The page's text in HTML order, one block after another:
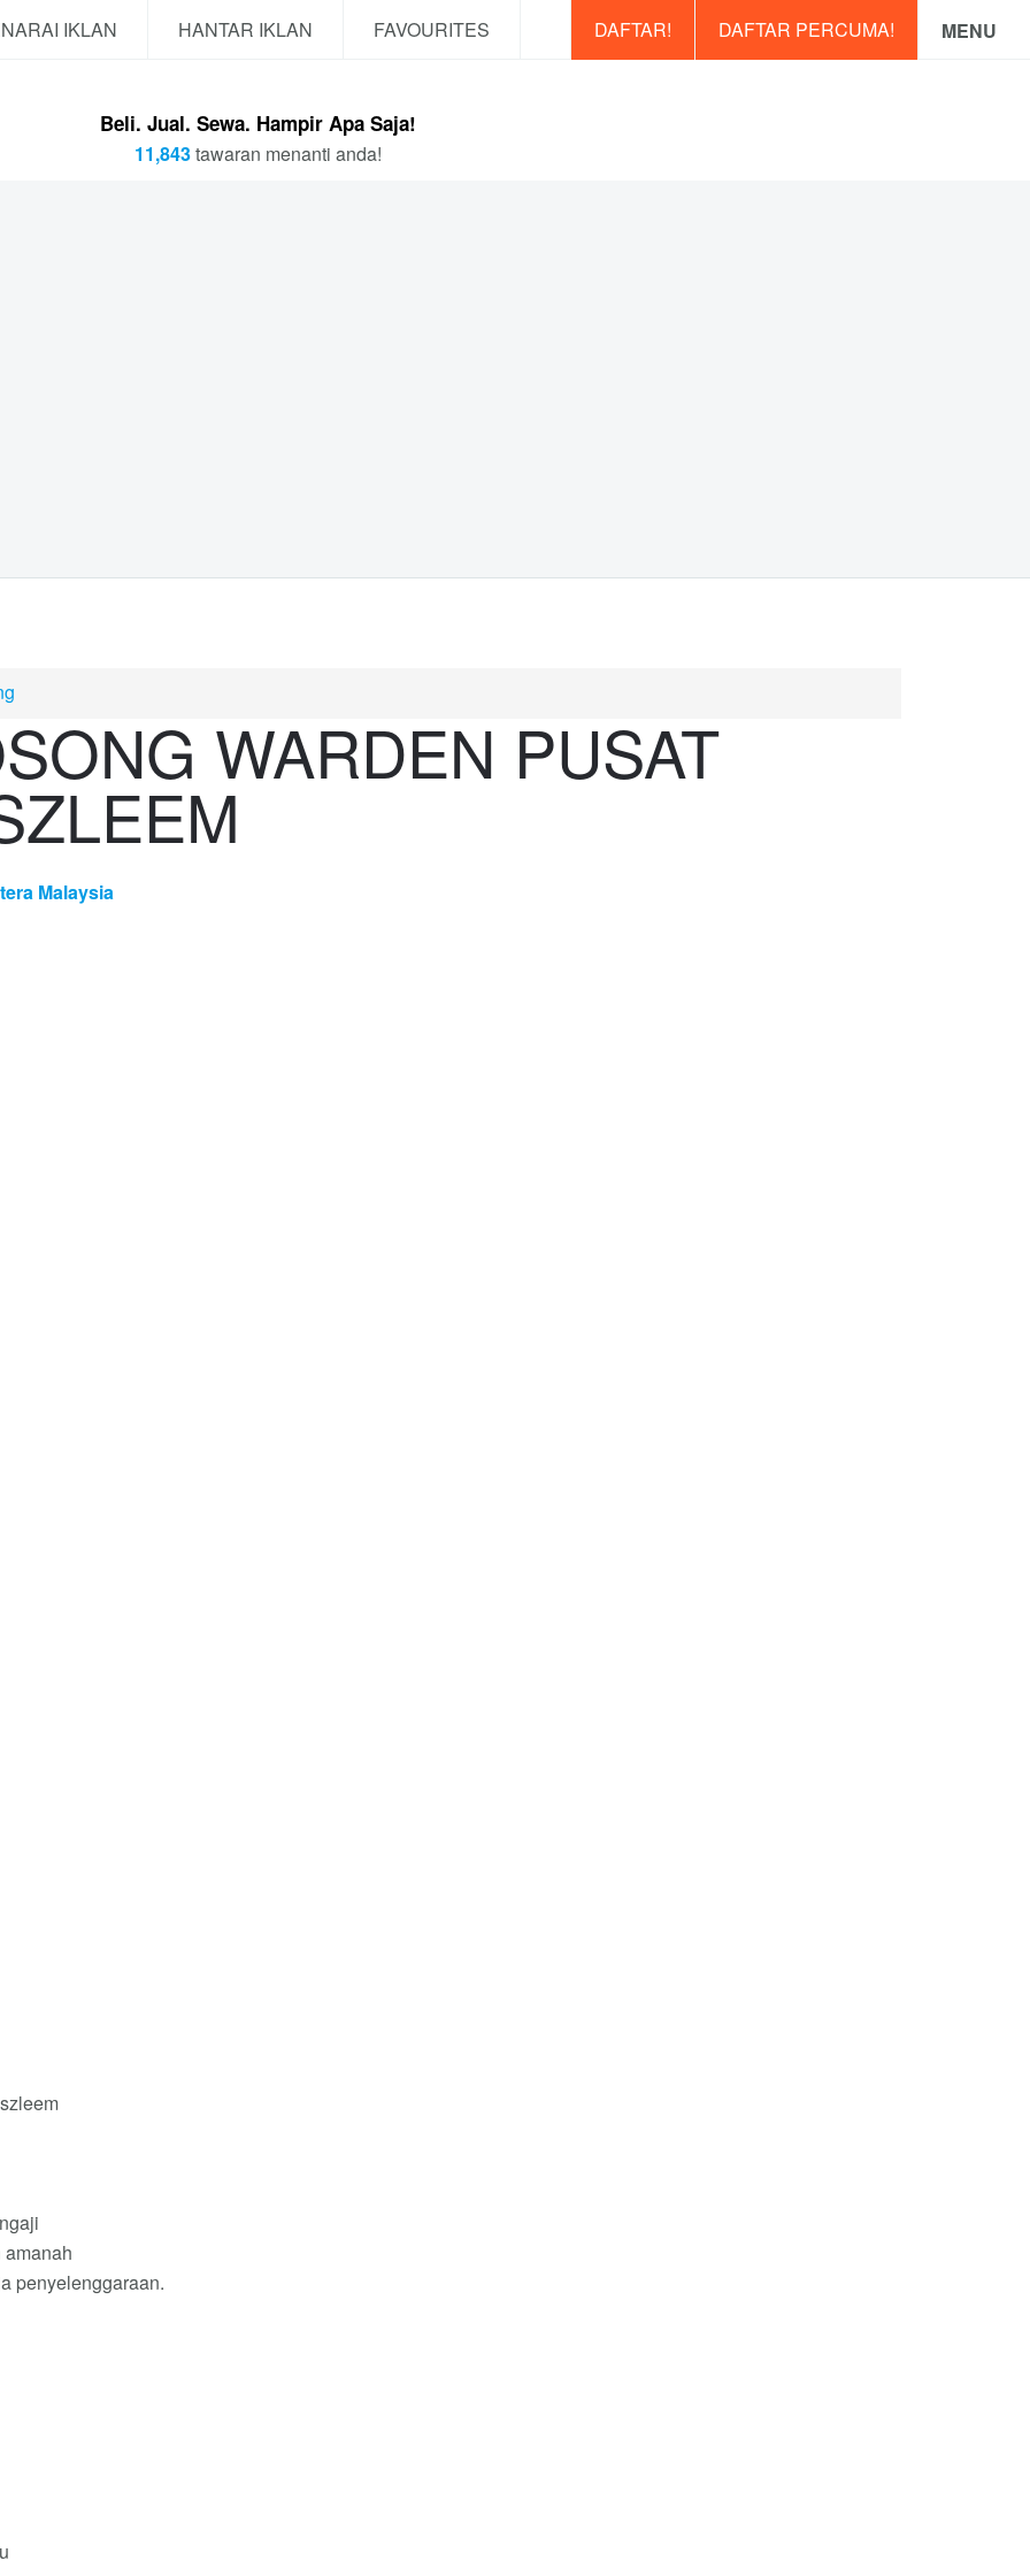
IKLAN HANTAR IKLAN FAVOURITES MENU
DAFTAR PERCUMA!
DAFTAR!
Beli. Jual. Sewa. Hampir Apa Saja!
11,843tawaran menanti anda!
WARDEN PUSAT
Malaysia
penyelenggaraan.